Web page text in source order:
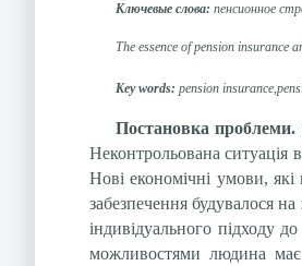
Ключевыеслова: пенсионное
The essence of pension insurance
Key words: pension
Постановка проблеми.
Неконтрольована ситуація
Нові економічні умови,
забезпечення будувалося
індивідуального підходу
можливостями людина має